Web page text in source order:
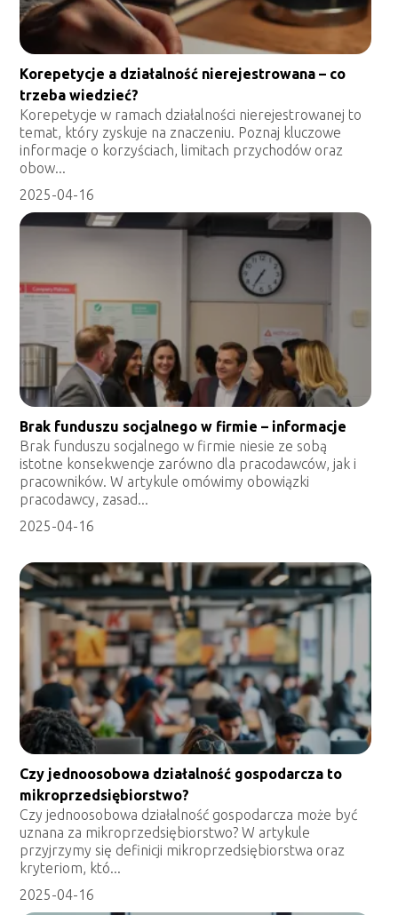
Korepetycje a działalność nierejestrowana – co
trzeba wiedzieć?
Korepetycje w ramach działalności nierejestrowanej to
temat, który zyskuje na znaczeniu. Poznaj kluczowe
informacje o korzyściach, limitach przychodów oraz
obow...
2025-04-16
Brak funduszu socjalnego w firmie – informacje
Brak funduszu socjalnego w firmie niesie ze sobą
istotne konsekwencje zarówno dla pracodawców, jak i
pracowników. W artykule omówimy obowiązki
pracodawcy, zasad...
2025-04-16
Czy jednoosobowa działalność gospodarcza to
mikroprzedsiębiorstwo?
Czy jednoosobowa działalność gospodarcza może być
uznana za mikroprzedsiębiorstwo? W artykule
przyjrzymy się definicji mikroprzedsiębiorstwa oraz
kryteriom, któ...
2025-04-16